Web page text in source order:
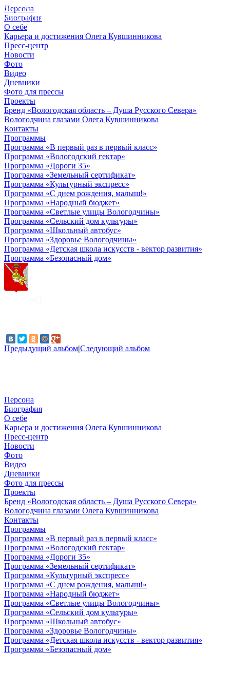
Персона
Биография
О себе
Карьера и достижения Олега Кувшинникова
Пресс-центр
Новости
Фото
Видео
Дневники
Фото для прессы
Проекты
Бренд «Вологодская область – Душа Русского Севера»
Вологодчина глазами Олега Кувшинникова
Контакты
Программы
Программа «В первый раз в первый класс»
Программа «Вологодский гектар»
Программа «Дороги 35»
Программа «Земельный сертификат»
Программа «Культурный экспресс»
Программа «С днем рождения, малыш!»
Программа «Народный бюджет»
Программа «Светлые улицы Вологодчины»
Программа «Сельский дом культуры»
Программа «Школьный автобус»
Программа «Здоровье Вологодчины»
Программа «Детская школа искусств - вектор развития»
Программа «Безопасный дом»
Предыдущий альбом|Следующий альбом
© 2012 - 2023,
КУВШИННИКОВ О.А.
Персона
Биография
О себе
Карьера и достижения Олега Кувшинникова
Пресс-центр
Новости
Фото
Видео
Дневники
Фото для прессы
Проекты
Бренд «Вологодская область – Душа Русского Севера»
Вологодчина глазами Олега Кувшинникова
Контакты
Программы
Программа «В первый раз в первый класс»
Программа «Вологодский гектар»
Программа «Дороги 35»
Программа «Земельный сертификат»
Программа «Культурный экспресс»
Программа «С днем рождения, малыш!»
Программа «Народный бюджет»
Программа «Светлые улицы Вологодчины»
Программа «Сельский дом культуры»
Программа «Школьный автобус»
Программа «Здоровье Вологодчины»
Программа «Детская школа искусств - вектор развития»
Программа «Безопасный дом»